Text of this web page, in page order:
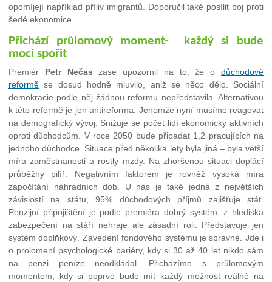
opomíjejí například příliv imigrantů. Doporučil také posílit boj proti
šedé ekonomice.
Přichází průlomový moment- každý si bude
moci spořit
Premiér Petr Nečas zase upozornil na to, že odůchodové
reformě se dosud hodně mluvilo, aniž se něco dělo. Sociální
demokracie podle něj žádnou reformu nepředstavila. Alternativou
k této reformě je jen antireforma. Jenomže nyní musíme reagovat
na demografický vývoj. Snižuje se počet lidí ekonomicky aktivních
oproti důchodcům. V roce 2050 bude připadat 1,2 pracujících na
jednoho důchodce. Situace před několika lety byla jiná – byla větší
míra zaměstnanosti a rostly mzdy. Na zhoršenou situaci doplácí
průběžný pilíř. Negativním faktorem je rovněž vysoká míra
započítání náhradních dob. U nás je také jedna z největších
závislostí na státu, 95% důchodových příjmů zajišťuje stát.
Penzijní připojištění je podle premiéra dobrý systém, z hlediska
zabezpečení na stáří nehraje ale zásadní roli. Představuje jen
systém doplňkový. Zavedení fondového systému je správné. Jde i
o prolomení psychologické bariéry, kdy si 30 až 40 let nikdo sám
na penzi peníze neodkládal. Přicházíme s průlomovým
momentem, kdy si poprvé bude mít každý možnost reálně na